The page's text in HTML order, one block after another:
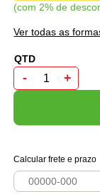
com 2% de
Ver todas as
- +
Calcular frete e prazo